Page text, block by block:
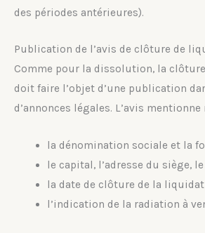
des périodes antérieures).
Publication de l’avis de clôture de
Comme pour la dissolution, la
doit faire l’objet d’une publication
d’annonces légales. L’avis
la dénomination sociale et la
le capital, l’adresse du siège,
la date de clôture de la
l’indication de la radiation à